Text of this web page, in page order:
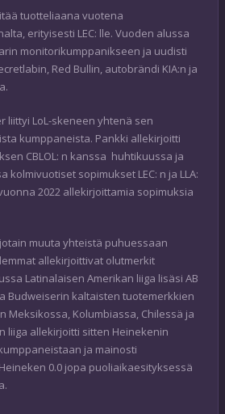
tuotteliaana vuotena
erityisesti LEC: lle. Vuoden alussa
monitorikumppanikseen ja uudisti
Red Bullin, autobrändi KIA:n ja
liittyi LoL-skeneen yhtenä sen
kumppaneista. Pankki allekirjoitti
CBLOL: n kanssa huhtikuussa ja
kolmivuotiset sopimukset LEC: n ja LLA:
2022 allekirjoittamia sopimuksia
jotain muuta yhteistä puhuessaan
allekirjoittivat olutmerkit
Latinalaisen Amerikan liiga lisäsi AB
Budweiserin kaltaisten tuotemerkkien
Meksikossa, Kolumbiassa, Chilessä ja
liiga allekirjoitti sitten Heinekenin
ja mainosti
0.0 jopa puoliaikaesityksessä